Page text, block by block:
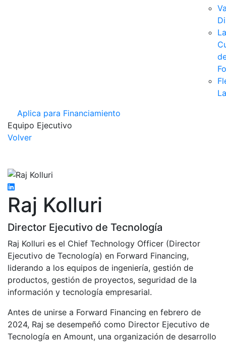
La
Aplica para Financiamiento
Equipo Ejecutivo
Volver
Raj Kolluri
Director Ejecutivo de Tecnología
Raj Kolluri es el Chief Technology Officer (Director
Ejecutivo de Tecnología) en Forward Financing,
liderando a los equipos de ingeniería, gestión de
productos, gestión de proyectos, seguridad de la
información y tecnología empresarial.
Antes de unirse a Forward Financing en febrero de
2024, Raj se desempeñó como Director Ejecutivo de
Tecnología en Amount, una organización de desarrollo